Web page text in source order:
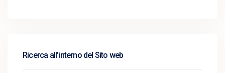
Ricerca all’interno del Sito web